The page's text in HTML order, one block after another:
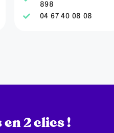
898
04 67 40 08 08
2 clics !